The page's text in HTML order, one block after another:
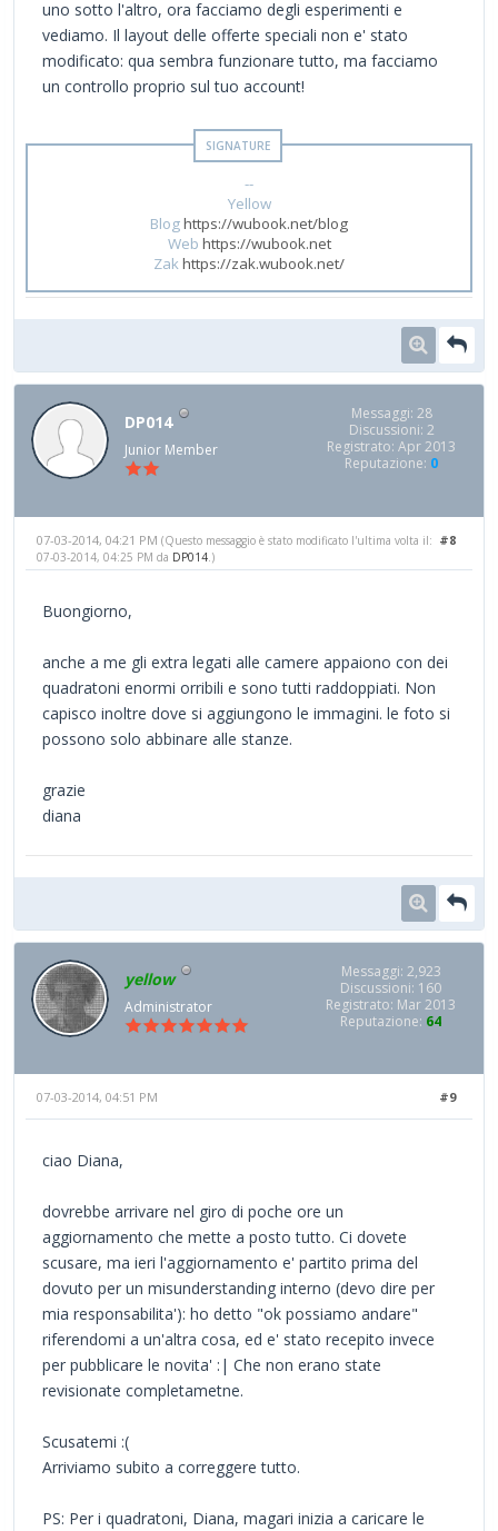
uno sotto l'altro, ora facciamo degli esperimenti e
vediamo. Il layout delle offerte speciali non e' stato
modificato: qua sembra funzionare tutto, ma facciamo
un controllo proprio sul tuo account!
--
Yellow
Bloghttps://wubook.net/blog
Web https://wubook.net
Zakhttps://zak.wubook.net/
DP014
Junior Member
Messaggi: 28
Discussioni: 2
Registrato: Apr 2013
Reputazione: 0
#8
07-03-2014, 04:21 PM (Questo messaggio è stato modificato l'ultima volta il:
07-03-2014, 04:25 PM da DP014 .)
Buongiorno,
anche a me gli extra legati alle camere appaiono con dei
quadratoni enormi orribili e sono tutti raddoppiati. Non
capisco inoltre dove si aggiungono le immagini. le foto si
possono solo abbinare alle stanze.
grazie
diana
yellow
Administrator
Messaggi: 2,923
Discussioni: 160
Registrato: Mar 2013
Reputazione: 64
#9
07-03-2014, 04:51 PM
ciao Diana,
dovrebbe arrivare nel giro di poche ore un
aggiornamento che mette a posto tutto. Ci dovete
scusare, ma ieri l'aggiornamento e' partito prima del
dovuto per un misunderstanding interno (devo dire per
mia responsabilita'): ho detto "ok possiamo andare"
riferendomi a un'altra cosa, ed e' stato recepito invece
per pubblicare le novita' :| Che non erano state
revisionate completametne.
Scusatemi :(
Arriviamo subito a correggere tutto.
PS: Per i quadratoni, Diana, magari inizia a caricare le